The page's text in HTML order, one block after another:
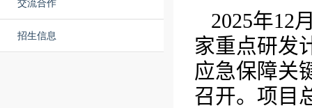
交流合作
招生信息
2025年12
家重点研发
应急保障关
召开。项目